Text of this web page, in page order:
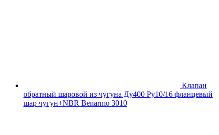
Клапан
обратный шаровой из чугуна Ду400 Ру10/16 фланцевый
шар чугун+NBR Benarmo 3010